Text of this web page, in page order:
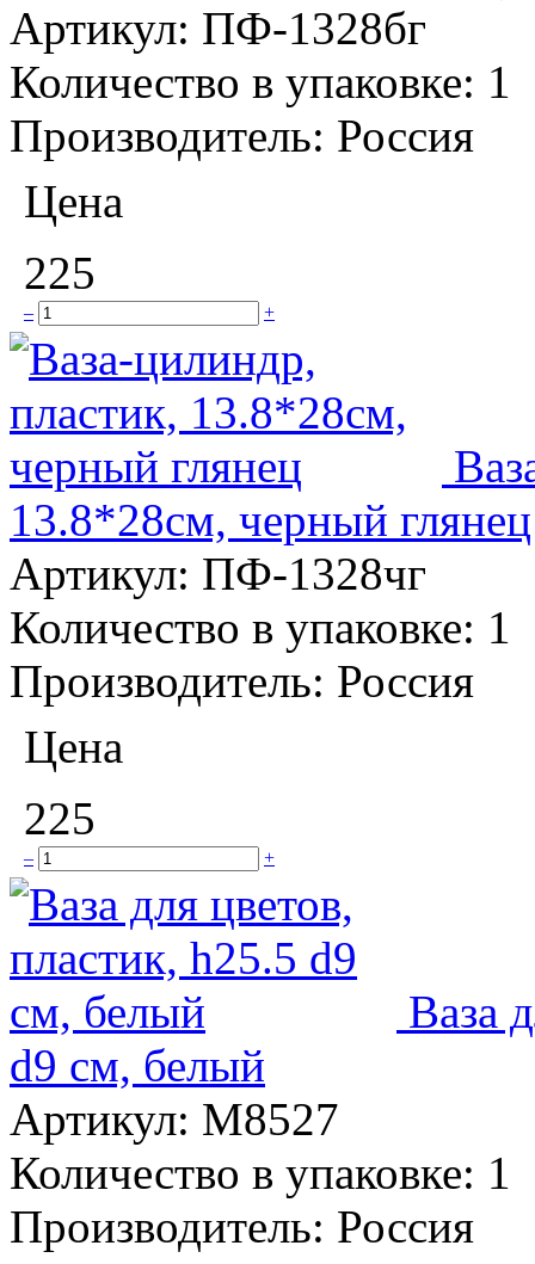
Артикул: ПФ-1328бг
Количество в упаковке: 1
Производитель: Россия
Цена
225
– +
13.8*28см, черный глянец
Артикул: ПФ-1328чг
Количество в упаковке: 1
Производитель: Россия
Цена
225
– +
Ваза
d9 см, белый
Артикул: М8527
Количество в упаковке: 1
Производитель: Россия